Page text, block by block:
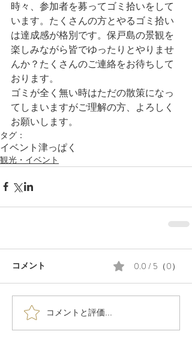
時々、参加者を募ってゴミ拾いをして
います。たくさんの方とやるゴミ拾い
は達成感が格別です。保戸島の景観を
楽しみながら皆でゆったりとやりませ
んか？たくさんのご連絡をお待ちして
おります。
ゴミが全く無い時はただの散策になっ
てしまいますがご理解の方、よろしく
お願いします。
タグ：
イベント 津っぱく
観光・イベント
コメント 0.0 / 5（0）
コメントと評価...